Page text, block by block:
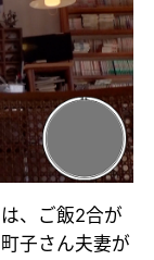
、ご飯2合が
子さん夫妻が